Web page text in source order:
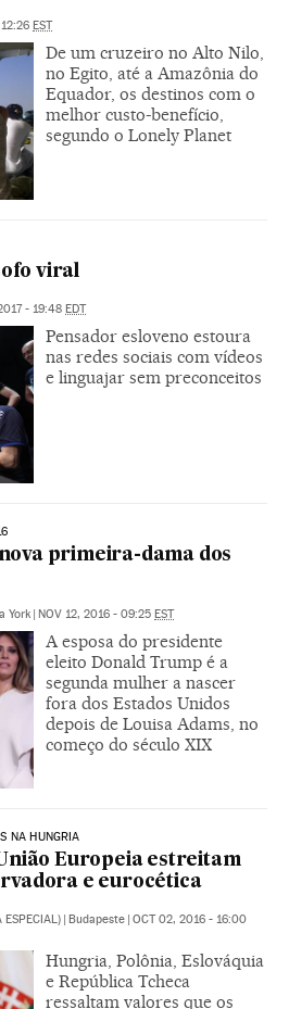
EST
De um cruzeiro no Alto Nilo,
no Egito, até a Amazônia do
Equador, os destinos com o
melhor custo-benefício,
segundo o Lonely Planet
viral
- 19:48 EDT
Pensador esloveno estoura
nas redes sociais com vídeos
e linguajar sem preconceitos
primeira-dama dos
York NOV 12, 2016 - 09:25 EST
A esposa do presidente
eleito Donald Trump é a
segunda mulher a nascer
fora dos Estados Unidos
depois de Louisa Adams, no
começo do século XIX
NA HUNGRIA
Europeia estreitam
e eurocética
ESPECIAL) | Budapeste | OCT 02, 2016 - 16:00
Hungria, Polônia, Eslováquia
e República Tcheca
ressaltam valores que os